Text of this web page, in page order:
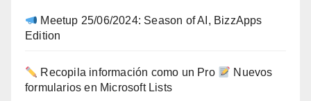
Meetup 25/06/2024: Season of AI, BizzApps
Edition
Recopila información como un Pro
Nuevos
formularios en Microsoft Lists